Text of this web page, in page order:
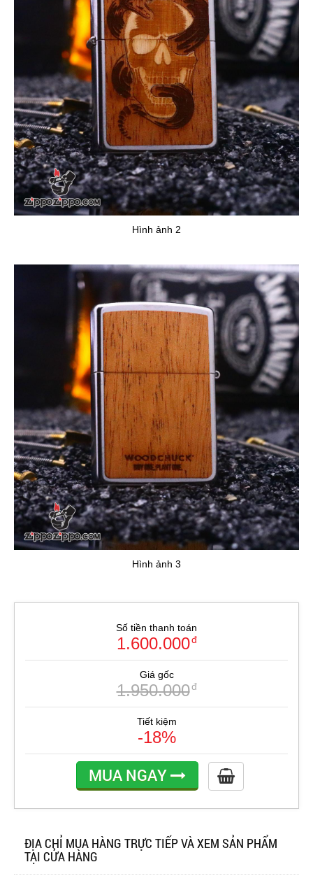
Hình ảnh 2
Hình ảnh 3
Số tiền thanh toán
1.600.000đ
Giá gốc
1.950.000đ
Tiết kiệm
-18%
MUA NGAY
ĐỊA CHỈ MUA HÀNG TRỰC TIẾP VÀ XEM SẢN PHẨM
TẠI CỬA HÀNG